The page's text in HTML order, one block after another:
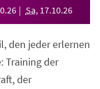
.26 Sa, 17.10.26
den jeder erlernen
Training der
der